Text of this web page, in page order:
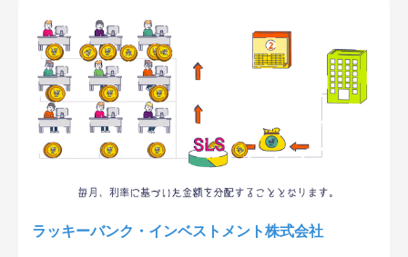
ラッキーバンク・インベストメント株式会社